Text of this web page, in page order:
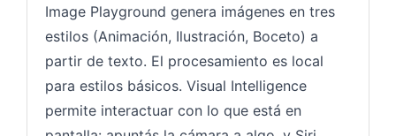
Image Playground genera imágenes en tres
estilos (Animación, Ilustración, Boceto) a
partir de texto. El procesamiento es local
para estilos básicos. Visual Intelligence
permite interactuar con lo que está en